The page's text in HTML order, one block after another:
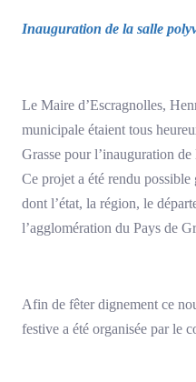
Inauguration de la salle
Le Maire d’Escragnolles,
municipale étaient tous
Grasse pour l’inauguration
Ce projet a été rendu
dont l’état, la région, le
l’agglomération du Pays de
Afin de fêter dignement ce
festive a été organisée par le